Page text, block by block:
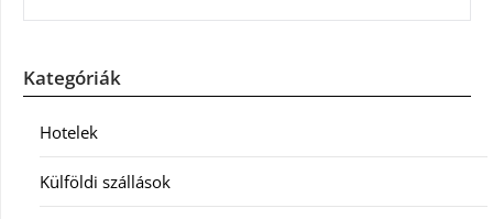
Kategóriák
Hotelek
Külföldi szállások